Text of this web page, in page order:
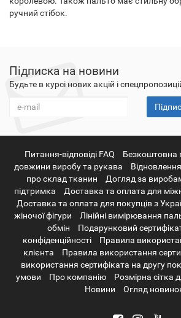
ручний стібок.
Підписка на новини
Будьте в курсі нових акцій і
Питання-відповіді FAQ
Безкоштовна
довжини виробу та рукава
про склад тканин
Догляд за
підтримка
Доставка та оплата для
Доставка та оплата для покупців з
жіночої фігури
Лінійні вимірювання
обмін
Подарунковий
конфіденційності
Правила
клієнта
Правила використання
використання сертифіката на другу
умови
Про компанію
Розмірна сітка
Новини
Огляд